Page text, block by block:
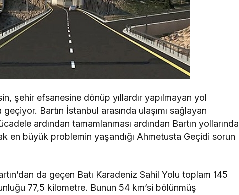
şehir efsanesine dönüp yıllardır yapılmayan yol
Bartın İstanbul arasında ulaşımı sağlayan
ardından tamamlanması ardından Bartın yollarında
en büyük problemin yaşandığı Ahmetusta Geçidi sorun
da geçen Batı Karadeniz Sahil Yolu toplam 145
77,5 kilometre. Bunun 54 km’si bölünmüş